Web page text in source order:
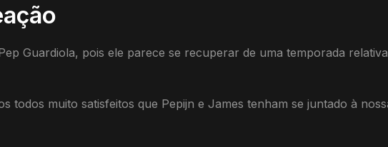
Guardiola, pois ele parece se recuperar de uma temporada
todos muito satisfeitos que Pepijn e James tenham se juntado à